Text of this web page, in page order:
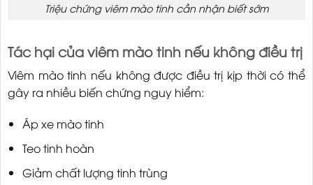
Triệu chứng viêm mào tinh cần nhận biết sớm
Tác hại của viêm mào tinh nếu không điều trị
Viêm mào tinh nếu không được điều trị kịp thời có thể
gây ra nhiều biến chứng nguy hiểm:
Áp xe mào tinh
Teo tinh hoàn
Giảm chất lượng tinh trùng